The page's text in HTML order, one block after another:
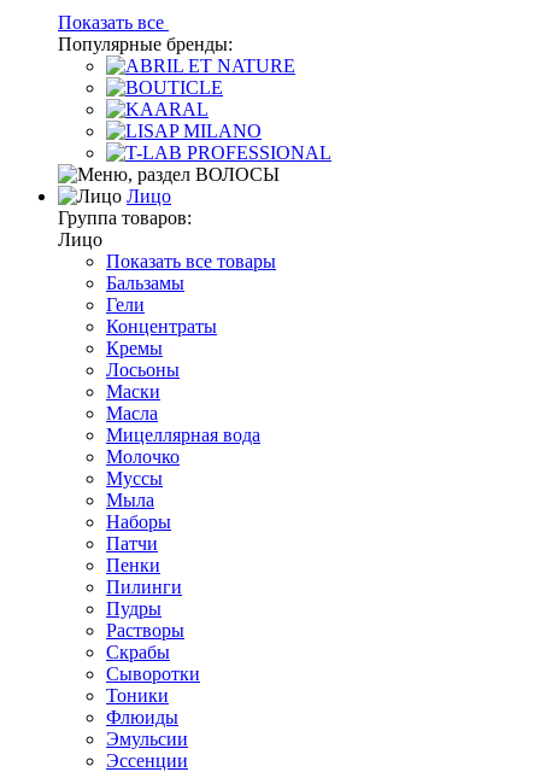
Показать все
Популярные бренды:
Лицо
Группа товаров:
Лицо
Показать все товары
Бальзамы
Гели
Концентраты
Кремы
Лосьоны
Маски
Масла
Мицеллярная вода
Молочко
Муссы
Мыла
Наборы
Патчи
Пенки
Пилинги
Пудры
Растворы
Скрабы
Сыворотки
Тоники
Флюиды
Эмульсии
Эссенции